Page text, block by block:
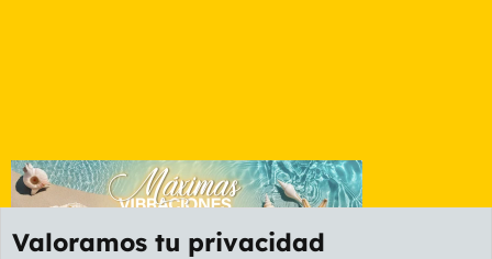
Valoramos tu privacidad